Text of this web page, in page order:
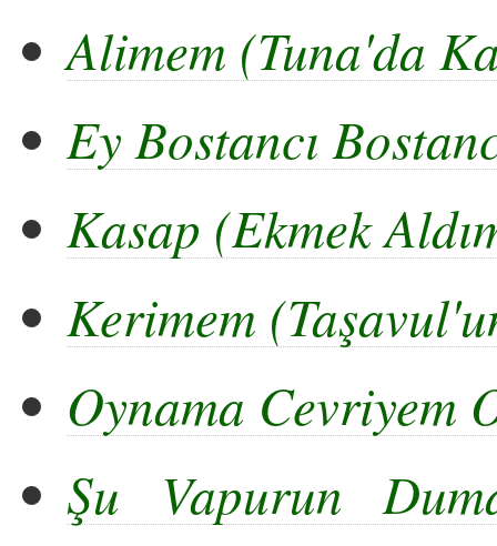
Alimem (Tuna'da
Ey Bostancı
Kasap (Ekmek
Kerimem
Oynama Cevriyem
Şu Vapurun